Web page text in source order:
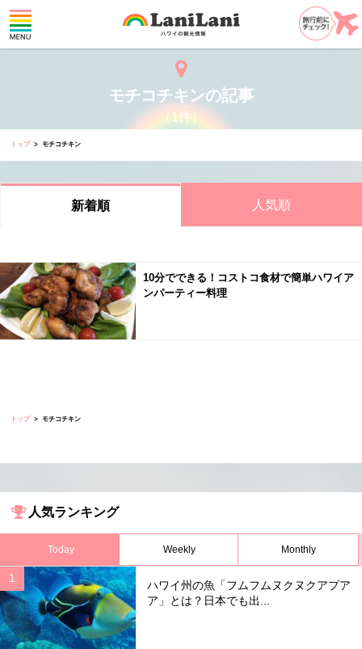
モチコチキンの記事
（1件）
トップ モチコチキン
新着順 人気順
10分でできる！コストコ食材で簡単ハワイア
ンパーティー料理
トップ モチコチキン
人気ランキング
Today Weekly Monthly
ハワイ州の魚「フムフムヌクヌクアプア
ア」とは？日本でも出...